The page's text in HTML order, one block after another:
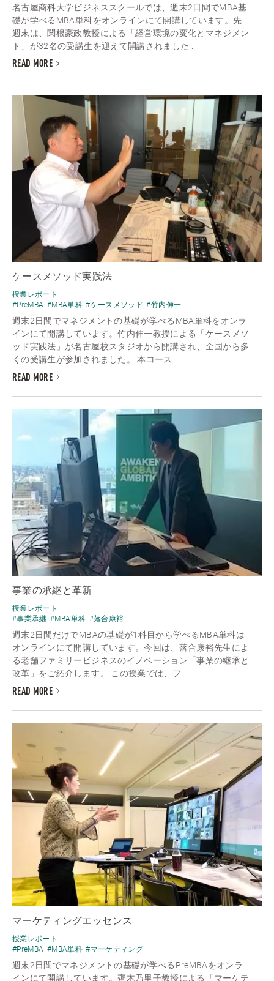
名古屋商科大学ビジネススクールでは、週末2日間でMBA基
礎が学べるMBA単科をオンラインにて開講しています。先
週末は、関根豪政教授による「経営環境の変化とマネジメン
ト」が32名の受講生を迎えて開講されました...
READ MORE
ケースメソッド実践法
授業レポート
#PreMBA #MBA単科 #ケースメソッド #竹内伸一
週末2日間でマネジメントの基礎が学べるMBA単科をオンラ
インにて開講しています。竹内伸一教授による「ケースメソ
ッド実践法」が名古屋校スタジオから開講され、全国から多
くの受講生が参加されました。 本コース...
READ MORE
事業の承継と革新
授業レポート
#事業承継 #MBA単科 #落合康裕
週末2日間だけでMBAの基礎が1科目から学べるMBA単科は
オンラインにて開講しています。今回は、落合康裕先生によ
る老舗ファミリービジネスのイノベーション「事業の継承と
改革」をご紹介します。 この授業では、フ...
READ MORE
マーケティングエッセンス
授業レポート
#PreMBA #MBA単科 #マーケティング
週末2日間でマネジメントの基礎が学べるPreMBAをオンラ
インにて開講しています。齊木乃里子教授による「マーケテ